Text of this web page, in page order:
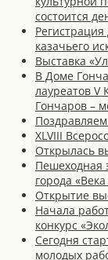
состоится
казачьего
Выставка
В Доме
лауреатов V
Гончаров –
XLVIII
Открылась
Пешеходная
города
Открытие
Начала
конкурс
Сегодня
молодых